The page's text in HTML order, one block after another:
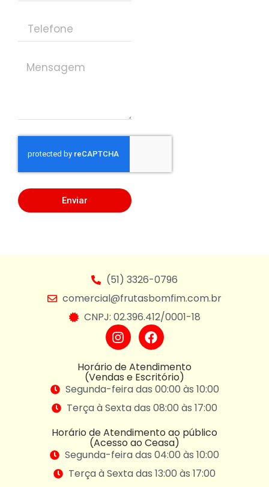
Enviar
(51) 3326-0796
comercial@frutasbomfim.com.br
CNPJ: 02.396.412/0001-18
Horário de Atendimento
(Vendas e Escritório)
Segunda-feira das 00:00 às 10:00
Terça à Sexta das 08:00 às 17:00
Horário de Atendimento ao público
(Acesso ao Ceasa)
Segunda-feira das 04:00 às 10:00
Terça à Sexta das 13:00 às 17:00